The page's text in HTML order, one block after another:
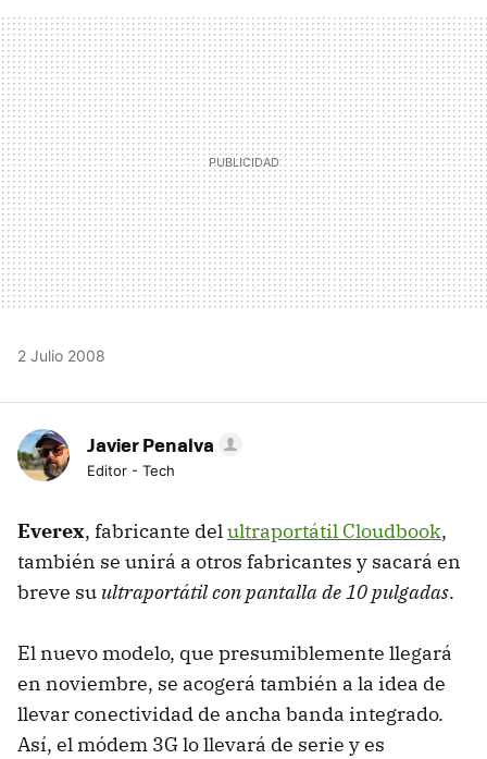
MAIL
2 Julio 2008
Javier Penalva
Editor - Tech
Everex, fabricante delultraportátil Cloudbook,
también se unirá a otros fabricantes y sacará en
breve su ultraportátil con pantalla de 10 pulgadas.
El nuevo modelo, que presumiblemente llegará
en noviembre, se acogerá también a la idea de
llevar conectividad de ancha banda integrado.
Así, el módem 3G lo llevará de serie y es